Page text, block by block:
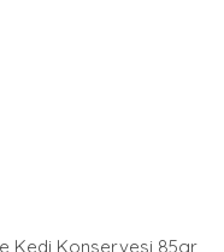
Kedi Konservesi 85gr